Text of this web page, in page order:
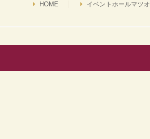
HOME イベントホールマツオ